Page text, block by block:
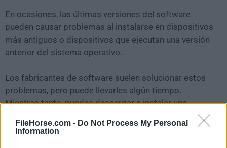
FileHorse.com - Do Not Process My Personal
Information
En ocasiones, las últimas versiones del software
pueden causar problemas al instalarse en dispositivos
más antiguos o dispositivos que ejecutan una versión
anterior del sistema operativo.
Los fabricantes de software suelen solucionar estos
problemas, pero puede llevarles algún tiempo.
Mientras tanto, puedes descargar e instalar una